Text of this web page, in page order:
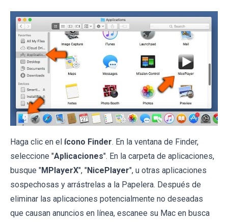
Haga clic en el ícono Finder. En la ventana de Finder,
seleccione "Aplicaciones". En la carpeta de aplicaciones,
busque "MPlayerX", "NicePlayer", u otras aplicaciones
sospechosas y arrástrelas a la Papelera. Después de
eliminar las aplicaciones potencialmente no deseadas
que causan anuncios en línea, escanee su Mac en busca